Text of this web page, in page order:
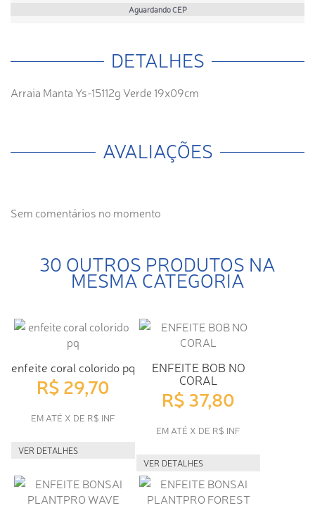
Aguardando CEP
DETALHES
Arraia Manta Ys-15112g Verde 19x09cm
AVALIAÇÕES
Sem comentários no momento
30 OUTROS PRODUTOS NA
MESMA CATEGORIA
enfeite coral colorido pq
R$ 29,70
EM ATÉ X DE R$ INF
VER DETALHES
ENFEITE BOB NO
CORAL
R$ 37,80
EM ATÉ X DE R$ INF
VER DETALHES